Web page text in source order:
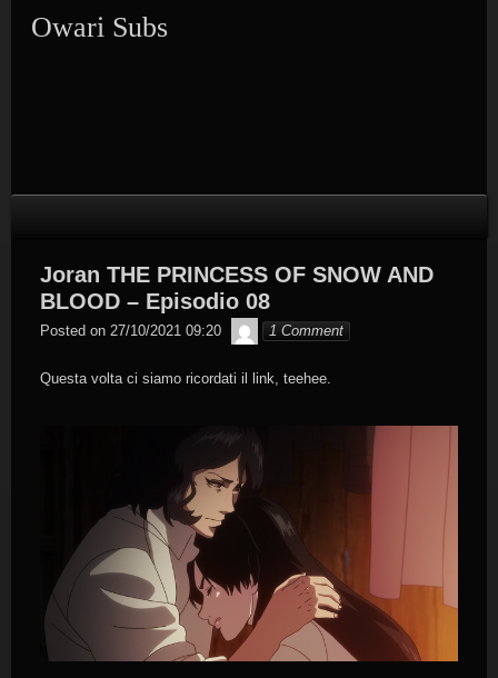
Owari Subs
Joran THE PRINCESS OF SNOW AND
BLOOD – Episodio 08
Posted on 27/10/2021 09:20 Byakko
1 Comment
Questa volta ci siamo ricordati il link, teehee.